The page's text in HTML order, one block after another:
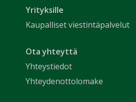
Yrityksille
Kaupalliset viestintäpalvelut
Ota yhteyttä
Yhteystiedot
Yhteydenottolomake